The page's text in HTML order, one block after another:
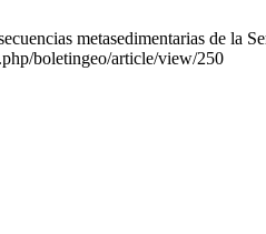
metasedimentarias de
boletingeo/article/view/250